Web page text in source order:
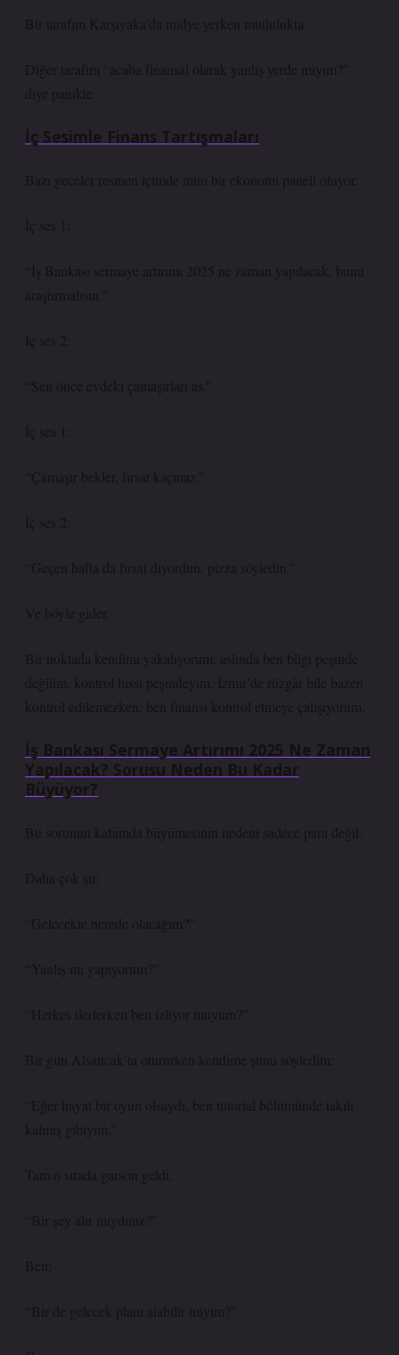
Bir tarafım Karşıyaka’da midye yerken mutlulukta
Diğer tarafım “acaba finansal olarak yanlış yerde miyim?”
diye panikte
İç Sesimle Finans Tartışmaları
Bazı geceler resmen içimde mini bir ekonomi paneli oluyor.
İç ses 1:
“İş Bankası sermaye artırımı 2025 ne zaman yapılacak, bunu
araştırmalısın.”
İç ses 2:
“Sen önce evdeki çamaşırları as.”
İç ses 1:
“Çamaşır bekler, fırsat kaçmaz.”
İç ses 2:
“Geçen hafta da fırsat diyordun, pizza söyledin.”
Ve böyle gider.
Bir noktada kendimi yakalıyorum: aslında ben bilgi peşinde
değilim, kontrol hissi peşindeyim. İzmir’de rüzgâr bile bazen
kontrol edilemezken, ben finansı kontrol etmeye çalışıyorum.
İş Bankası Sermaye Artırımı 2025 Ne Zaman
Yapılacak? Sorusu Neden Bu Kadar
Büyüyor?
Bu sorunun kafamda büyümesinin nedeni sadece para değil.
Daha çok şu:
“Gelecekte nerede olacağım?”
“Yanlış mı yapıyorum?”
“Herkes ilerlerken ben izliyor muyum?”
Bir gün Alsancak’ta otururken kendime şunu söyledim:
“Eğer hayat bir oyun olsaydı, ben tutorial bölümünde takılı
kalmış gibiyim.”
Tam o sırada garson geldi:
“Bir şey alır mıydınız?”
Ben:
“Bir de gelecek planı alabilir miyim?”